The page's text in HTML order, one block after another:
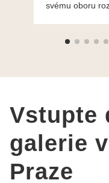
svému oboru
výběru, jak už
Vstupte
galerie
Praze